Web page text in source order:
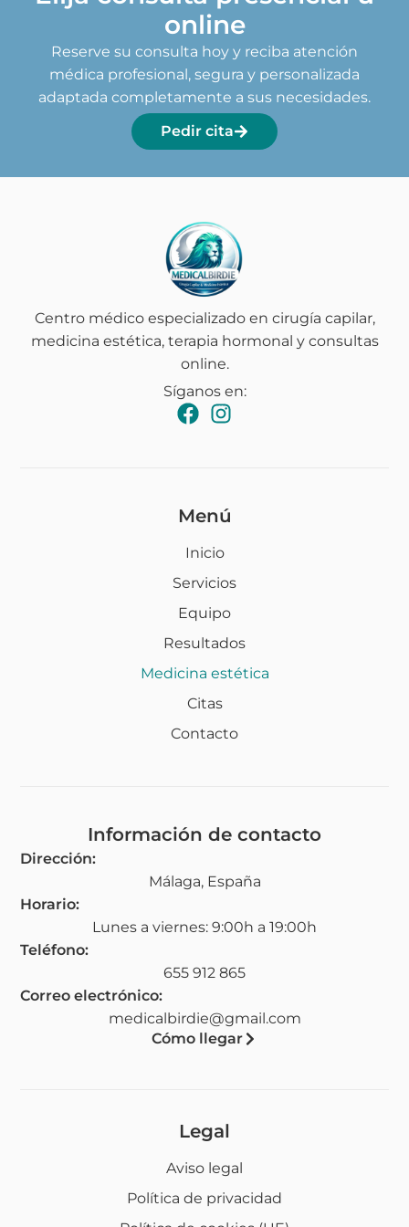
online
Reserve su consulta hoy y reciba atención
médica profesional, segura y personalizada
adaptada completamente a sus necesidades.
Pedir cita
Centro médico especializado en cirugía capilar,
medicina estética, terapia hormonal y consultas
online.
Síganos en:
Menú
Inicio
Servicios
Equipo
Resultados
Medicina estética
Citas
Contacto
Información de contacto
Dirección:
Málaga, España
Horario:
Lunes a viernes: 9:00h a 19:00h
Teléfono:
655 912 865
Correo electrónico:
medicalbirdie@gmail.com
Cómo llegar
Legal
Aviso legal
Política de privacidad